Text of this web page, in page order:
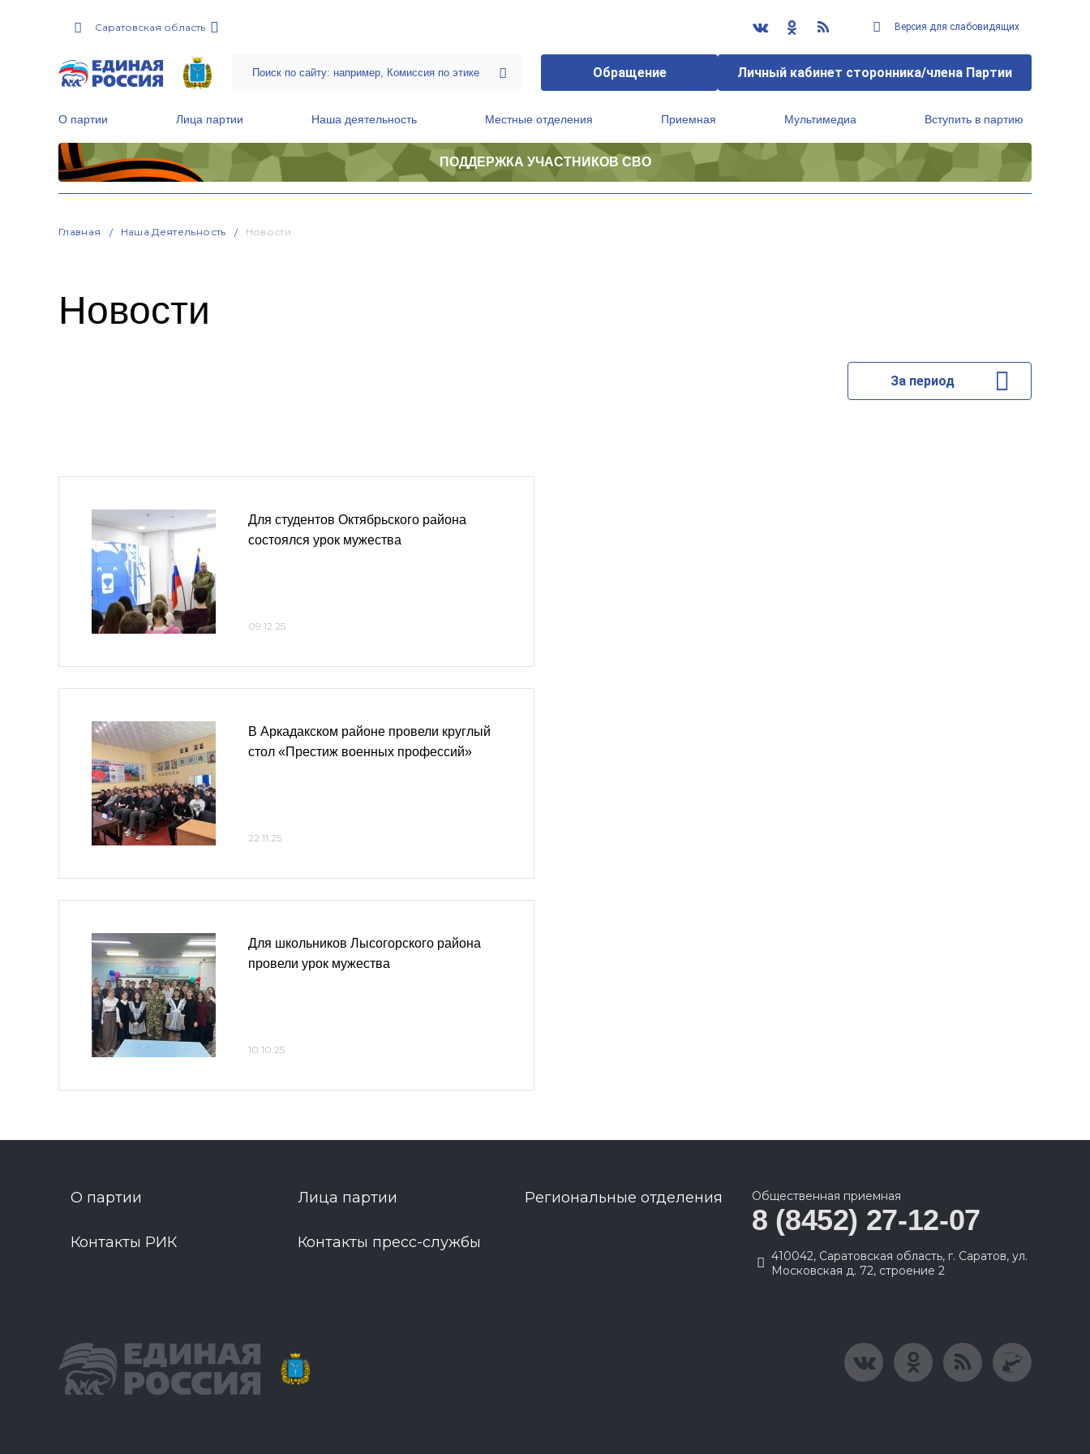
Саратовская область Версия для слабовидящих
Обращение Личный кабинет сторонника/члена Партии
О партии Лица партии Наша деятельность Местные отделения Приемная Мультимедиа Вступить в партию
ПОДДЕРЖКА УЧАСТНИКОВ СВО
Главная Наша Деятельность Новости
Новости
За период
Для студентов Октябрьского района
состоялся урок мужества
09.12.25
В Аркадакском районе провели круглый
стол «Престиж военных профессий»
22.11.25
Для школьников Лысогорского района
провели урок мужества
10.10.25
О партии Лица партии Региональные отделения
Контакты РИК Контакты пресс-службы
Общественная приемная
8 (8452) 27-12-07
410042, Саратовская область, г. Саратов, ул.
Московская д. 72, строение 2